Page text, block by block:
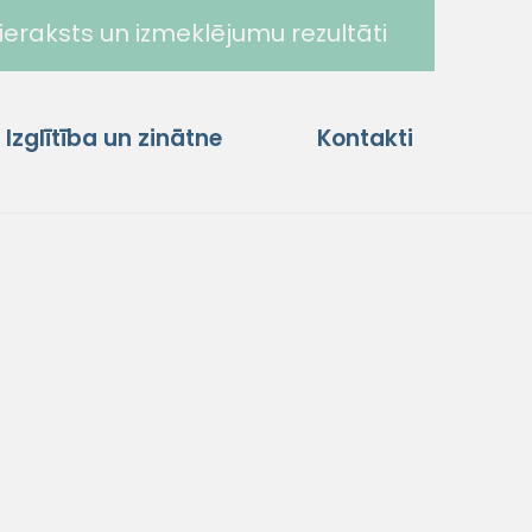
un izmeklējumu rezultāti
Izglītība un zinātne Kontakti